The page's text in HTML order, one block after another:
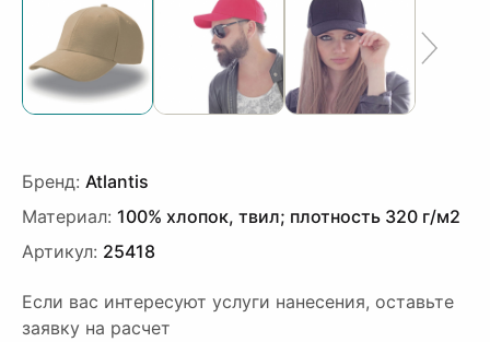
Бренд: Atlantis
Материал: 100% хлопок, твил; плотность 320 г/м2
Артикул: 25418
Если вас интересуют услуги нанесения, оставьте
заявку на расчет